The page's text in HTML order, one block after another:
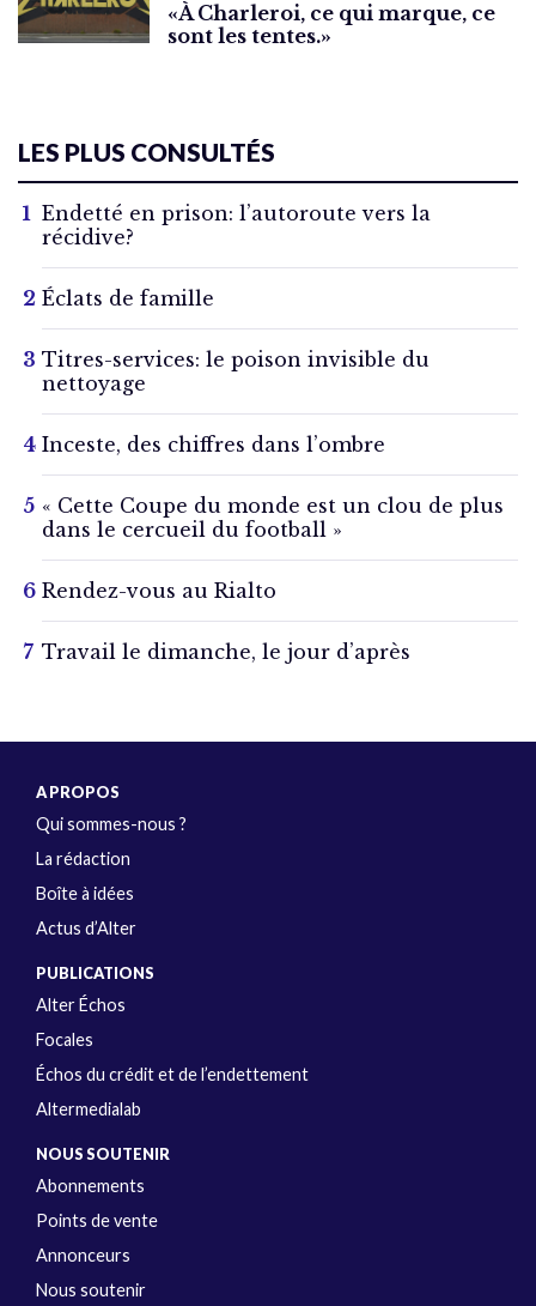
«À Charleroi, ce qui marque, ce
sont les tentes.»
LES PLUS CONSULTÉS
Endetté en prison: l’autoroute vers la
récidive?
Éclats de famille
Titres-services: le poison invisible du
nettoyage
Inceste, des chiffres dans l’ombre
« Cette Coupe du monde est un clou de plus
dans le cercueil du football »
Rendez-vous au Rialto
Travail le dimanche, le jour d’après
A PROPOS
Qui sommes-nous ?
La rédaction
Boîte à idées
Actus d’Alter
PUBLICATIONS
Alter Échos
Focales
Échos du crédit et de l’endettement
Altermedialab
NOUS SOUTENIR
Abonnements
Points de vente
Annonceurs
Nous soutenir